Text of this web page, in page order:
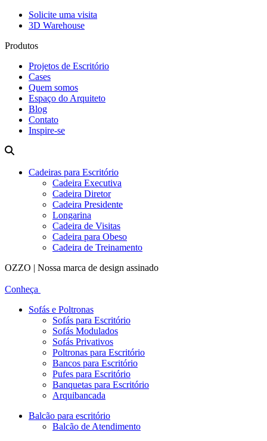
Solicite uma visita
3D Warehouse
Produtos
Projetos de Escritório
Cases
Quem somos
Espaço do Arquiteto
Blog
Contato
Inspire-se
Cadeiras para Escritório
Cadeira Executiva
Cadeira Diretor
Cadeira Presidente
Longarina
Cadeira de Visitas
Cadeira para Obeso
Cadeira de Treinamento
OZZO | Nossa marca de design assinado
Conheça
Sofás e Poltronas
Sofás para Escritório
Sofás Modulados
Sofás Privativos
Poltronas para Escritório
Bancos para Escritório
Pufes para Escritório
Banquetas para Escritório
Arquibancada
Balcão para escritório
Balcão de Atendimento